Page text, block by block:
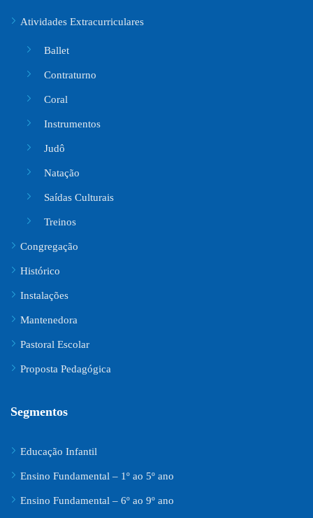
Atividades Extracurriculares
Ballet
Contraturno
Coral
Instrumentos
Judô
Natação
Saídas Culturais
Treinos
Congregação
Histórico
Instalações
Mantenedora
Pastoral Escolar
Proposta Pedagógica
Segmentos
Educação Infantil
Ensino Fundamental – 1º ao 5º ano
Ensino Fundamental – 6º ao 9º ano